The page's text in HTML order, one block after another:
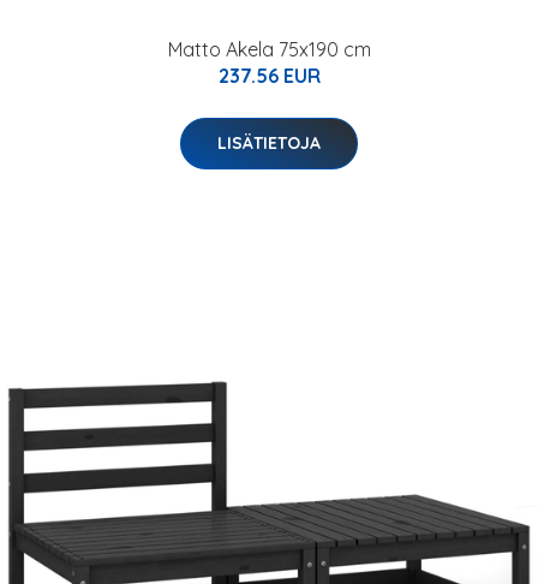
Matto Akela 75x190 cm
237.56 EUR
LISÄTIETOJA